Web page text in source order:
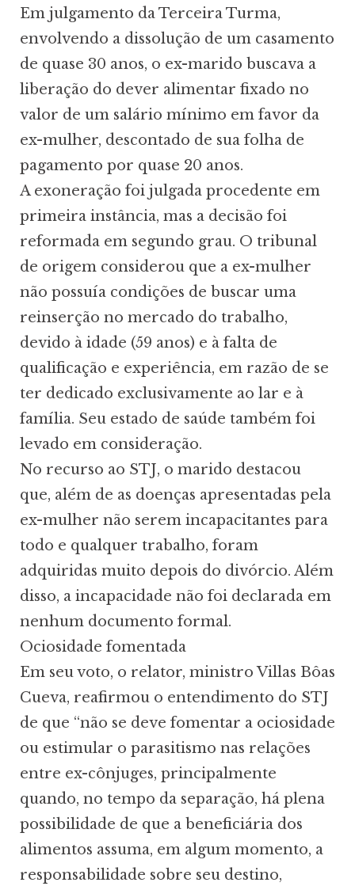
Em julgamento da Terceira Turma,
envolvendo a dissolução de um casamento
de quase 30 anos, o ex-marido buscava a
liberação do dever alimentar fixado no
valor de um salário mínimo em favor da
ex-mulher, descontado de sua folha de
pagamento por quase 20 anos.
A exoneração foi julgada procedente em
primeira instância, mas a decisão foi
reformada em segundo grau. O tribunal
de origem considerou que a ex-mulher
não possuía condições de buscar uma
reinserção no mercado do trabalho,
devido à idade (59 anos) e à falta de
qualificação e experiência, em razão de se
ter dedicado exclusivamente ao lar e à
família. Seu estado de saúde também foi
levado em consideração.
No recurso ao STJ, o marido destacou
que, além de as doenças apresentadas pela
ex-mulher não serem incapacitantes para
todo e qualquer trabalho, foram
adquiridas muito depois do divórcio. Além
disso, a incapacidade não foi declarada em
nenhum documento formal.
Ociosidade fomentada
Em seu voto, o relator, ministro Villas Bôas
Cueva, reafirmou o entendimento do STJ
de que “não se deve fomentar a ociosidade
ou estimular o parasitismo nas relações
entre ex-cônjuges, principalmente
quando, no tempo da separação, há plena
possibilidade de que a beneficiária dos
alimentos assuma, em algum momento, a
responsabilidade sobre seu destino,